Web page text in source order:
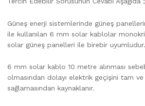
Güneş enerji sistemlerinde güneş
ile kullanılan 6 mm solar kablolar
solar güneş panelleri ile birebir uyumludur.
6 mm solar kablo 10 metre alınması
olmasından dolayı elektrik geçişini tam ve
sağlamasından kaynaklanır.